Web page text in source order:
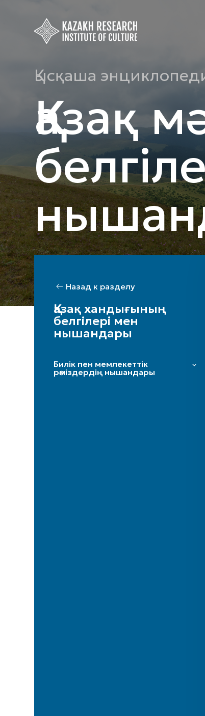
Қысқаша
Қазақ
Назад к разделу
Қазақ хандығының
белгілері мен
нышандары
Билік пен мемлекеттік
рәміздердің нышандары